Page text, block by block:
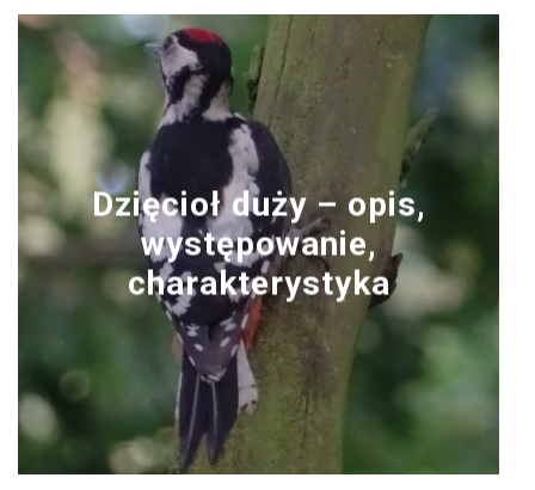
Dzięcioł duży – opis,
występowanie,
charakterystyka